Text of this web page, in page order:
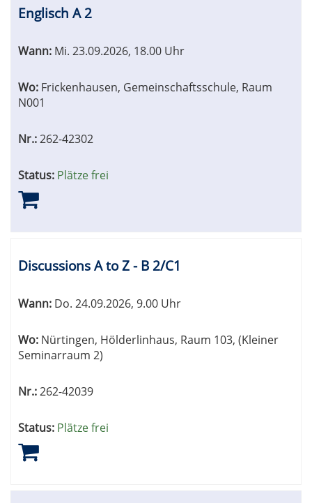
Englisch A 2
Wann: Mi. 23.09.2026, 18.00 Uhr
Wo: Frickenhausen, Gemeinschaftsschule, Raum
N001
Nr.:262-42302
Status: Plätze frei
Discussions A to Z - B 2/C1
Wann: Do. 24.09.2026, 9.00 Uhr
Wo: Nürtingen, Hölderlinhaus, Raum 103, (Kleiner
Seminarraum 2)
Nr.:262-42039
Status: Plätze frei